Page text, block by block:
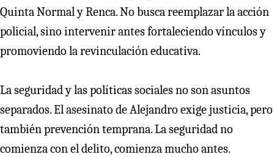
Quinta Normal y Renca. No busca reemplazar la acción
policial, sino intervenir antes fortaleciendo vínculos y
promoviendo la revinculación educativa.
La seguridad y las políticas sociales no son asuntos
separados. El asesinato de Alejandro exige justicia, pero
también prevención temprana. La seguridad no
comienza con el delito, comienza mucho antes.